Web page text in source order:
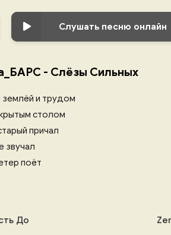
Слушать песню онлайн
- Слёзы Сильных
землёй и трудом
столом
причал
звучал
поёт
До